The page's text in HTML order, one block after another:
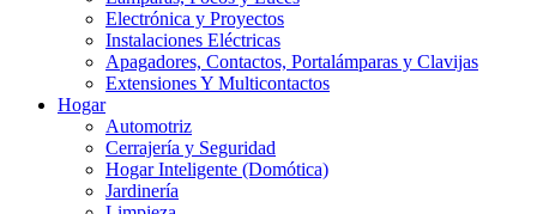
Electrónica y Proyectos
Instalaciones Eléctricas
Apagadores, Contactos, Portalámparas y Clavijas
Extensiones Y Multicontactos
Hogar
Automotriz
Cerrajería y Seguridad
Hogar Inteligente (Domótica)
Jardinería